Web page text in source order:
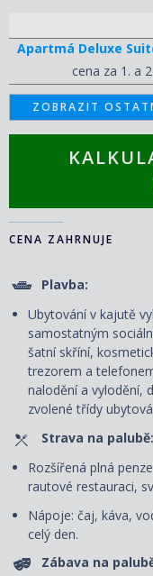
Apartmá Deluxe
cena za 1. a
ZOBRAZIT
CENA ZAHRNUJE
Plavba:
Ubytování v kajutě
samostatným
šatní skříní,
trezorem a
nalodění a vylodění,
zvolené třídy
Strava na palubě:
Rozšířená plná
rautové restauraci,
Nápoje: čaj, káva,
celý den.
Zábava na